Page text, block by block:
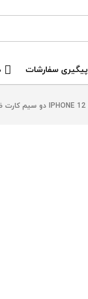
پیگیری سفارشات